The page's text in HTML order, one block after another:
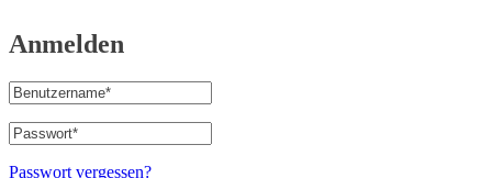
Anmelden
Benutzername
oder
E-
Mail-
Adresse*
Passwort*
Erforderlich
Passwort vergessen?